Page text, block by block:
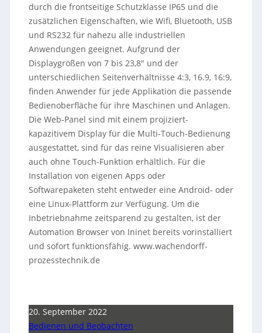
durch die frontseitige Schutzklasse IP65 und die
zusätzlichen Eigenschaften, wie Wifi, Bluetooth, USB
und RS232 für nahezu alle industriellen
Anwendungen geeignet. Aufgrund der
Displaygrößen von 7 bis 23,8″ und der
unterschiedlichen Seitenverhältnisse 4:3, 16.9, 16:9,
finden Anwender für jede Applikation die passende
Bedienoberfläche für ihre Maschinen und Anlagen.
Die Web-Panel sind mit einem projiziert-
kapazitivem Display für die Multi-Touch-Bedienung
ausgestattet, sind für das reine Visualisieren aber
auch ohne Touch-Funktion erhältlich. Für die
Installation von eigenen Apps oder
Softwarepaketen steht entweder eine Android- oder
eine Linux-Plattform zur Verfügung. Um die
Inbetriebnahme zeitsparend zu gestalten, ist der
Automation Browser von Ininet bereits vorinstalliert
und sofort funktionsfähig. www.wachendorff-
prozesstechnik.de
20. September 2022
Bedienen und Beobachten